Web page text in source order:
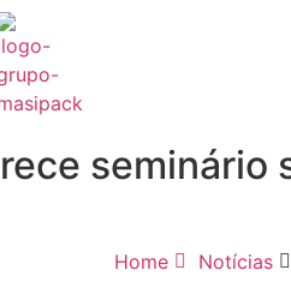
Home Notícias